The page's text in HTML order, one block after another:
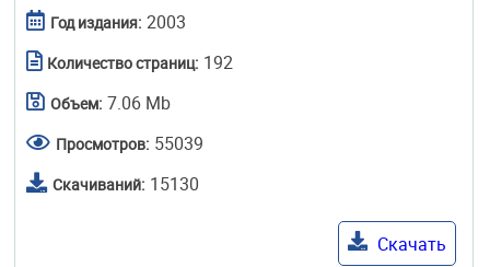
Год издания: 2003
Количество страниц: 192
Объем: 7.06 Mb
Просмотров: 55039
Скачиваний: 15130
Скачать